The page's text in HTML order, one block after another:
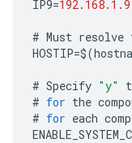
IP9=192.168.1.9
# Must resolve
HOSTIP=$(
# Specify "y"
# for the
# for each